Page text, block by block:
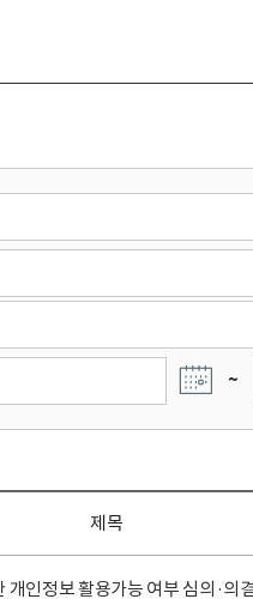
~
제목
인정보 활용가능 여부 심의·의